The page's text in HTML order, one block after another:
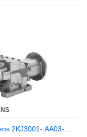
2KJ3001-.AA03-....